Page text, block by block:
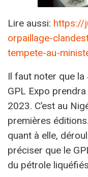
Lire aussi: https://
orpaillage-
tempete-au-
Il faut noter que la
GPL Expo
2023. C’est au
premières
quant à elle,
préciser que le
du pétrole